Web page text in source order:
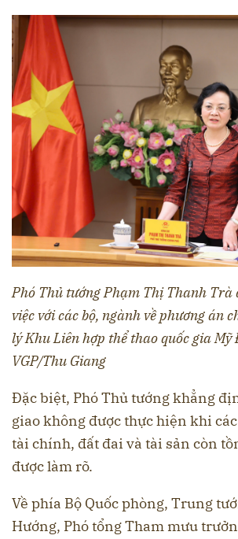
Phó Thủ tướng Phạm Thị Thanh Trà
việc với các bộ, ngành về phương án
lý Khu Liên hợp thể thao quốc gia
VGP/Thu Giang
Đặc biệt, Phó Thủ tướng khẳng
giao không được thực hiện khi
tài chính, đất đai và tài sản còn
được làm rõ.
Về phía Bộ Quốc phòng, Trung
Hướng, Phó tổng Tham mưu